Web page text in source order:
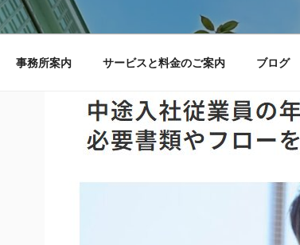
事務所案内 サービスと料金のご案内 ブログ